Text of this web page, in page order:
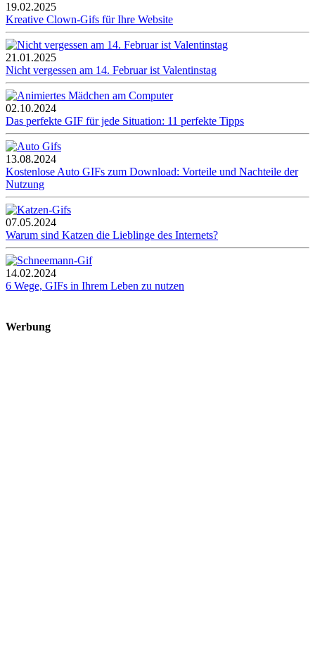
19.02.2025
Kreative Clown-Gifs für Ihre Website
21.01.2025
Nicht vergessen am 14. Februar ist Valentinstag
02.10.2024
Das perfekte GIF für jede Situation: 11 perfekte Tipps
13.08.2024
Kostenlose Auto GIFs zum Download: Vorteile und Nachteile der
Nutzung
07.05.2024
Warum sind Katzen die Lieblinge des Internets?
14.02.2024
6 Wege, GIFs in Ihrem Leben zu nutzen
Werbung